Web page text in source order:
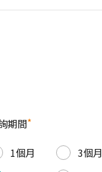
期間*
1個月 3個月